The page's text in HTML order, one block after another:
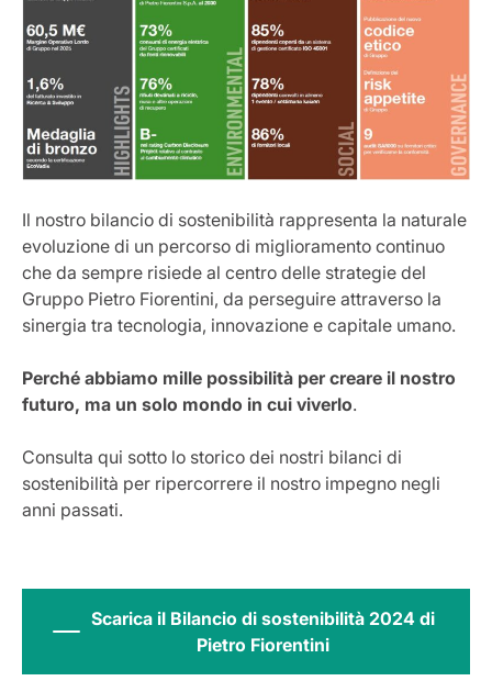
Il nostro bilancio di sostenibilità rappresenta la naturale
evoluzione di un percorso di miglioramento continuo
che da sempre risiede al centro delle strategie del
Gruppo Pietro Fiorentini, da perseguire attraverso la
sinergia tra tecnologia, innovazione e capitale umano.
Perché abbiamo mille possibilità per creare il nostro
futuro, ma un solo mondo in cui viverlo.
Consulta qui sotto lo storico dei nostri bilanci di
sostenibilità per ripercorrere il nostro impegno negli
anni passati.
Scarica il Bilancio di sostenibilità 2024 di
Pietro Fiorentini